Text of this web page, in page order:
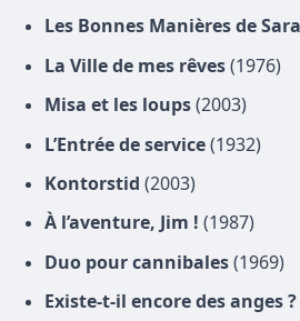
Les Bonnes Manières de Sara
La Ville de mes rêves (1976)
Misa et les loups (2003)
L’Entrée de service (1932)
Kontorstid (2003)
À l’aventure, Jim ! (1987)
Duo pour cannibales (1969)
Existe-t-il encore des anges ?